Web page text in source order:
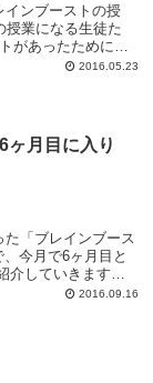
インブーストの授
授業になる生徒た
があったために、
2016.05.23
ヶ月目に入り
「ブレインブース
今月で6ヶ月目と
していきます。
2016.09.16